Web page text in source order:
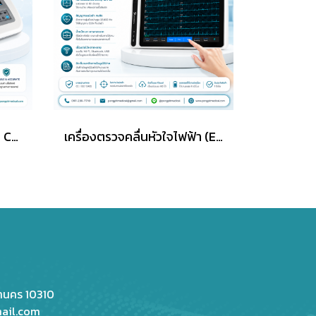
เครื่องตรวจคลื่นไฟฟ้าหัวใจ Carewell รุ่น ECG-1103G เครื่องตรวจคลื่นหัวใจไฟฟ้า (ECG) Lepu รุ่น Neo ECG S120
คร 10310